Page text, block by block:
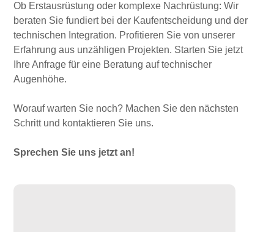
Ob Erstausrüstung oder komplexe Nachrüstung: Wir
beraten Sie fundiert bei der Kaufentscheidung und der
technischen Integration. Profitieren Sie von unserer
Erfahrung aus unzähligen Projekten. Starten Sie jetzt
Ihre Anfrage für eine Beratung auf technischer
Augenhöhe.
Worauf warten Sie noch? Machen Sie den nächsten
Schritt und kontaktieren Sie uns.
Sprechen Sie uns jetzt an!